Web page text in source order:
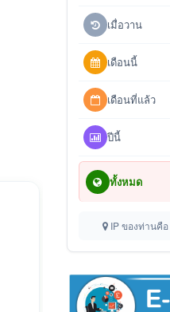
เมื่อวาน
เดือนนี้
เดือนที่แล้ว
ปีนี้
ทั้งหมด
IP ของท่านคือ